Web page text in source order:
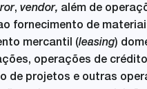
, vendor, além de
fornecimento de
mercantil (leasing)
operações de crédito
de projetos e outras